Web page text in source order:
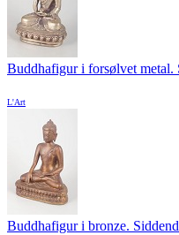
Buddhafigur i forsølvet
L'Art
Buddhafigur i bronze.